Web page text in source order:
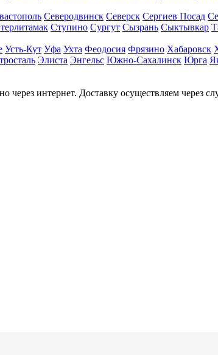
Северодвинск Северск Сергиев Посад
Ступино Сургут Сызрань Сыктывкар
Усть-Кут Уфа Ухта Феодосия Фрязино Хабаровск
Элиста Энгельс Южно-Сахалинск Юрга
через интернет. Доставку осуществляем через